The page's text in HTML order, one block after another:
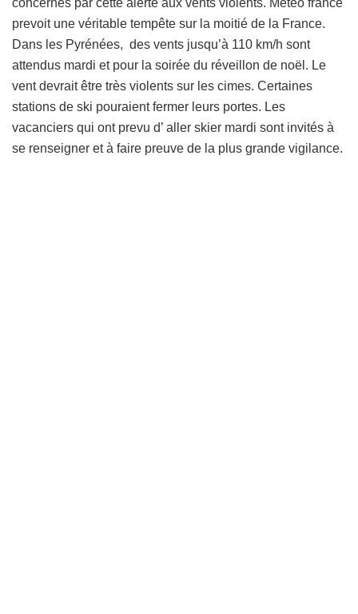
prevoit une véritable tempête sur la moitié de la France.
Dans les Pyrénées, des vents jusqu’à 110 km/h sont
attendus mardi et pour la soirée du réveillon de noël. Le
vent devrait être très violents sur les cimes. Certaines
stations de ski pouraient fermer leurs portes. Les
vacanciers qui ont prevu d’ aller skier mardi sont invités à
se renseigner et à faire preuve de la plus grande vigilance.